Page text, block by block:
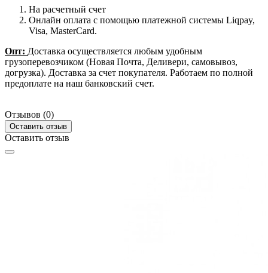
На расчетный счет
Онлайн оплата с помощью платежной системы Liqpay,
Visa, MasterCard.
Опт: Доставка осуществляется любым удобным
грузоперевозчиком (Новая Почта, Деливери, самовывоз,
догрузка). Доставка за счет покупателя. Работаем по полной
предоплате на наш банковский счет.
Отзывов (0)
Оставить отзыв
Оставить отзыв